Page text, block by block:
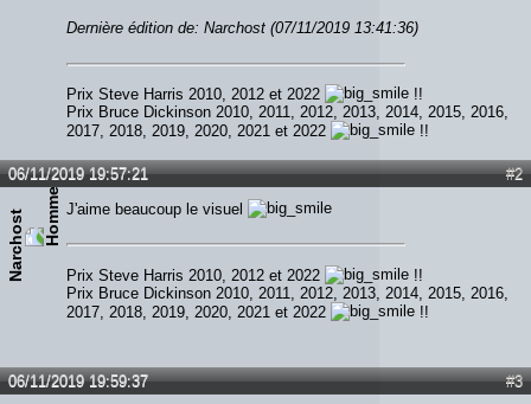
Dernière édition de: Narchost (07/11/2019 13:41:36)
Prix Steve Harris 2010, 2012 et 2022
!!
Prix Bruce Dickinson 2010, 2011, 2012, 2013, 2014, 2015, 2016,
2017, 2018, 2019, 2020, 2021 et 2022
!!
#2
06/11/2019 19:57:21
Narchost J'aime beaucoup le visuel
Prix Steve Harris 2010, 2012 et 2022
!!
Prix Bruce Dickinson 2010, 2011, 2012, 2013, 2014, 2015, 2016,
2017, 2018, 2019, 2020, 2021 et 2022
!!
#3
06/11/2019 19:59:37